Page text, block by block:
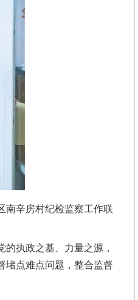
辛房村纪检监察工作联
执政之基、力量之源，
堵点难点问题，整合监督